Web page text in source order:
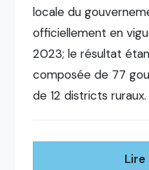
locale du
officiellement en
2023; le résultat
composée de 77
de 12 districts ruraux.
Lire